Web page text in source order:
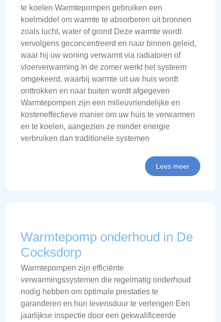
te koelen Warmtepompen gebruiken een
koelmiddel om warmte te absorberen uit bronnen
zoals lucht, water of grond Deze warmte wordt
vervolgens geconcentreerd en naar binnen geleid,
waar hij uw woning verwarmt via radiatoren of
vloerverwarming In de zomer werkt het systeem
omgekeerd, waarbij warmte uit uw huis wordt
onttrokken en naar buiten wordt afgegeven
Warmtepompen zijn een milieuvriendelijke en
kosteneffectieve manier om uw huis te verwarmen
en te koelen, aangezien ze minder energie
verbruiken dan traditionele systemen
Lees meer
Warmtepomp onderhoud in De
Cocksdorp
Warmtepompen zijn efficiënte
verwarmingssystemen die regelmatig onderhoud
nodig hebben om optimale prestaties te
garanderen en hun levensduur te verlengen Een
jaarlijkse inspectie door een gekwalificeerde